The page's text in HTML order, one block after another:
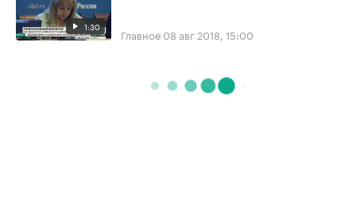
1:30 Главное 08 авг 2018, 15:00